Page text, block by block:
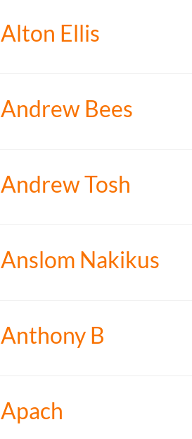
Alton Ellis
Andrew Bees
Andrew Tosh
Anslom Nakikus
Anthony B
Apach